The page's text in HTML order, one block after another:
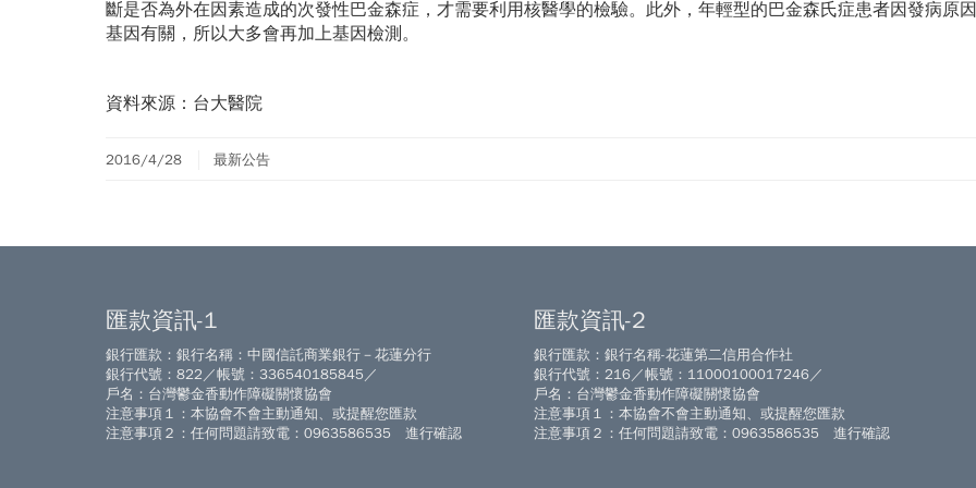
斷是否為外在因素造成的次發性巴金森症，才需要利用核醫學的檢驗。此外，年輕型的巴金森氏症患者因發病原
基因有關，所以大多會再加上基因檢測。
資料來源：台大醫院
2016/4/28 最新公告
匯款資訊-1
銀行匯款：銀行名稱：中國信託商業銀行－花蓮分行
銀行代號：822／帳號：336540185845／
戶名：台灣鬱金香動作障礙關懷協會
注意事項１：本協會不會主動通知、或提醒您匯款
注意事項２：任何問題請致電：0963586535 進行確認
匯款資訊-2
銀行匯款：銀行名稱-花蓮第二信用合作社
銀行代號：216／帳號：11000100017246／
戶名：台灣鬱金香動作障礙關懷協會
注意事項１：本協會不會主動通知、或提醒您匯款
注意事項２：任何問題請致電：0963586535 進行確認